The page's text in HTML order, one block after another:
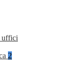
uffici
2